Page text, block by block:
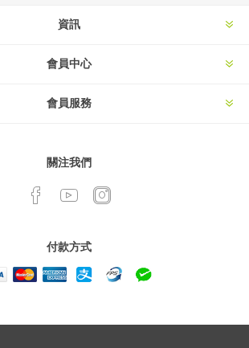
資訊
會員中心
會員服務
關注我們
付款方式